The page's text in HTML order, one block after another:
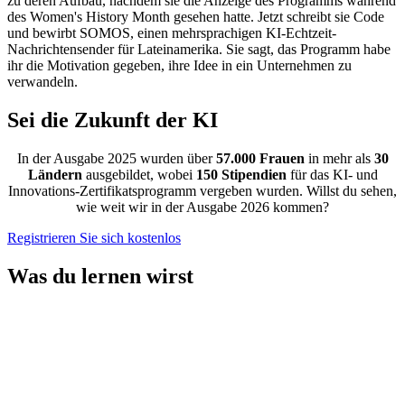
des Women's History Month gesehen hatte. Jetzt schreibt sie Code
und bewirbt SOMOS, einen mehrsprachigen KI-Echtzeit-
Nachrichtensender für Lateinamerika. Sie sagt, das Programm habe
ihr die Motivation gegeben, ihre Idee in ein Unternehmen zu
verwandeln.
Sei die Zukunft der KI
In der Ausgabe 2025 wurden über57.000 Frauen in mehr als 30
Ländern ausgebildet, wobei 150 Stipendien für das KI- und
Innovations-Zertifikatsprogramm vergeben wurden. Willst du sehen,
wie weit wir in der Ausgabe 2026 kommen?
Registrieren Sie sich kostenlos
Was du lernen wirst